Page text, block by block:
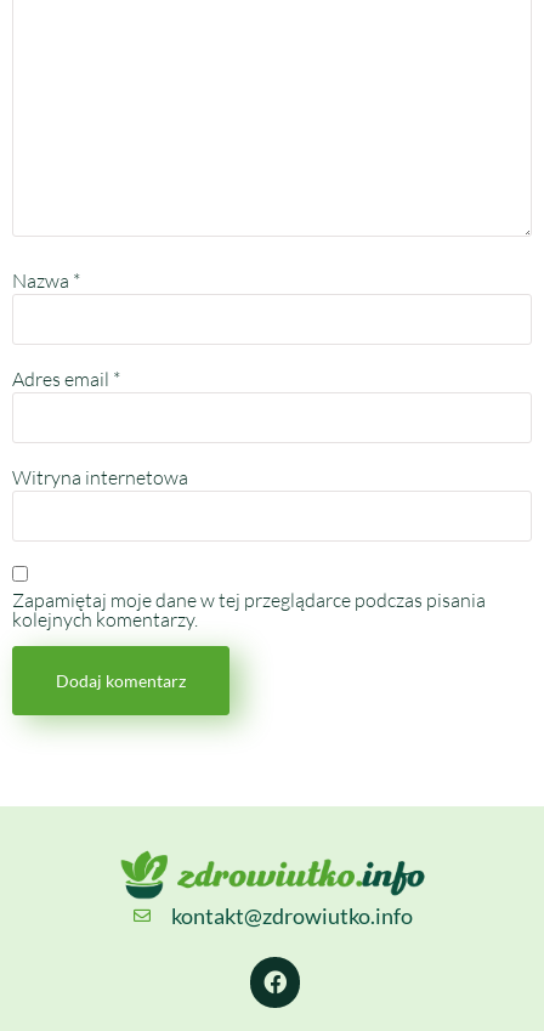
Nazwa *
Adres email *
Witryna internetowa
Zapamiętaj moje dane w tej przeglądarce podczas pisania
kolejnych komentarzy.
kontakt@zdrowiutko.info